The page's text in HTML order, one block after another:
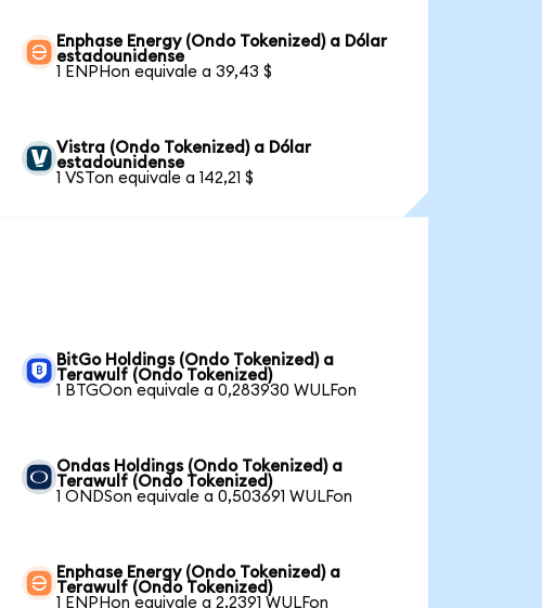
Enphase Energy (Ondo Tokenized) a Dólar
estadounidense
1 ENPHon equivale a 39,43 $
Vistra (Ondo Tokenized) a Dólar
estadounidense
1 VSTon equivale a 142,21 $
BitGo Holdings (Ondo Tokenized) a
Terawulf (Ondo Tokenized)
1 BTGOon equivale a 0,283930 WULFon
Ondas Holdings (Ondo Tokenized) a
Terawulf (Ondo Tokenized)
1 ONDSon equivale a 0,503691 WULFon
Enphase Energy (Ondo Tokenized) a
Terawulf (Ondo Tokenized)
1 ENPHon equivale a 2,2391 WULFon